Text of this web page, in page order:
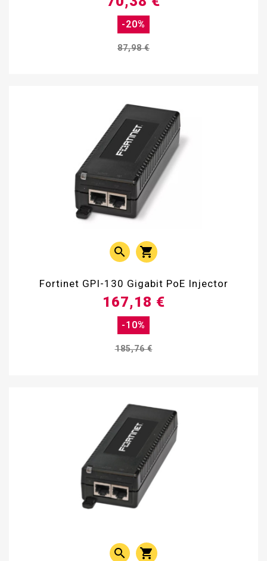
87,98 €
-20%
 
Fortinet GPI-130 Gigabit PoE Injector
185,76 €
-10%
167,18 €
 